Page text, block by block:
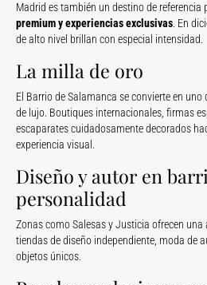
Madrid es también un destino de referencia
premium y experiencias exclusivas. En
de alto nivel brillan con especial intensidad.
La milla de oro
El Barrio de Salamanca se convierte en
de lujo. Boutiques internacionales, firmas
escaparates cuidadosamente decorados
experiencia visual.
Diseño y autor en
personalidad
Zonas como Salesas y Justicia ofrecen
tiendas de diseño independiente, moda de
objetos únicos.